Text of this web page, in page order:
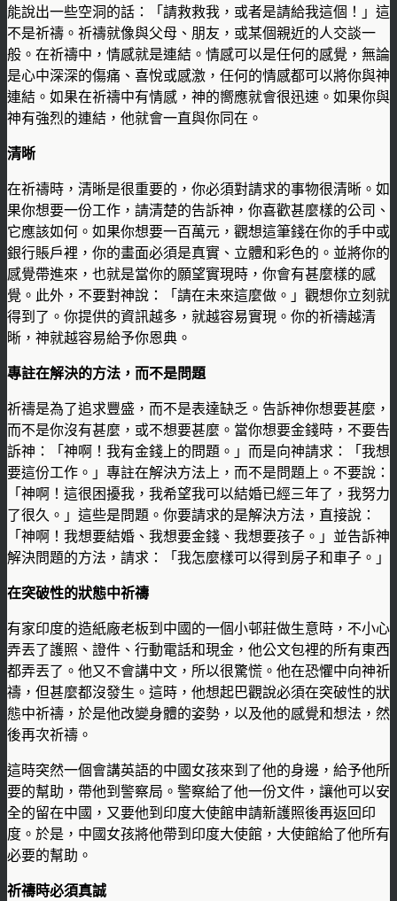
能說出一些空洞的話：「請救救我，或者是請給我這個！」這
不是祈禱。祈禱就像與父母、朋友，或某個親近的人交談一
般。在祈禱中，情感就是連結。情感可以是任何的感覺，無論
是心中深深的傷痛、喜悅或感激，任何的情感都可以將你與神
連結。如果在祈禱中有情感，神的嚮應就會很迅速。如果你與
神有強烈的連結，他就會一直與你同在。
清晰
在祈禱時，清晰是很重要的，你必須對請求的事物很清晰。如
果你想要一份工作，請清楚的告訴神，你喜歡甚麼樣的公司、
它應該如何。如果你想要一百萬元，觀想這筆錢在你的手中或
銀行賬戶裡，你的畫面必須是真實、立體和彩色的。並將你的
感覺帶進來，也就是當你的願望實現時，你會有甚麼樣的感
覺。此外，不要對神說：「請在未來這麼做。」觀想你立刻就
得到了。你提供的資訊越多，就越容易實現。你的祈禱越清
晰，神就越容易給予你恩典。
專註在解決的方法，而不是問題
祈禱是為了追求豐盛，而不是表達缺乏。告訴神你想要甚麼，
而不是你沒有甚麼，或不想要甚麼。當你想要金錢時，不要告
訴神：「神啊！我有金錢上的問題。」而是向神請求：「我想
要這份工作。」專註在解決方法上，而不是問題上。不要說：
「神啊！這很困擾我，我希望我可以結婚已經三年了，我努力
了很久。」這些是問題。你要請求的是解決方法，直接說：
「神啊！我想要結婚、我想要金錢、我想要孩子。」並告訴神
解決問題的方法，請求：「我怎麼樣可以得到房子和車子。」
在突破性的狀態中祈禱
有家印度的造紙廠老板到中國的一個小邨莊做生意時，不小心
弄丟了護照、證件、行動電話和現金，他公文包裡的所有東西
都弄丟了。他又不會講中文，所以很驚慌。他在恐懼中向神祈
禱，但甚麼都沒發生。這時，他想起巴觀說必須在突破性的狀
態中祈禱，於是他改變身體的姿勢，以及他的感覺和想法，然
後再次祈禱。
這時突然一個會講英語的中國女孩來到了他的身邊，給予他所
要的幫助，帶他到警察局。警察給了他一份文件，讓他可以安
全的留在中國，又要他到印度大使館申請新護照後再返回印
度。於是，中國女孩將他帶到印度大使館，大使館給了他所有
必要的幫助。
祈禱時必須真誠